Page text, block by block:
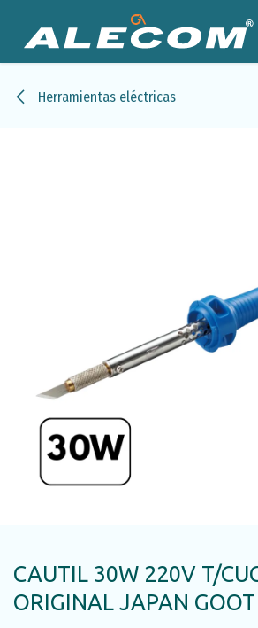
Herramientas eléctricas
CAUTIL 30W 220V T/
ORIGINAL JAPAN GOOT